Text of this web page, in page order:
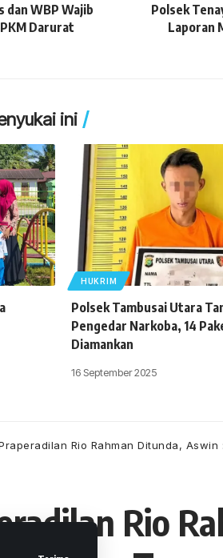
dan WBP Wajib
Darurat
Polsek
Laporan
ini
HUKRIM
Polsek Tambusai Utara
Pengedar Narkoba, 14
Diamankan
16 September 2025
Rio Rahman Ditunda,
Rio